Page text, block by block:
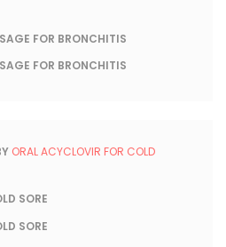
FOR BRONCHITIS
FOR BRONCHITIS
ORAL ACYCLOVIR FOR COLD
SORE
SORE